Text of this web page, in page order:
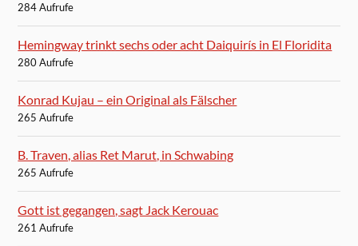
284 Aufrufe
Hemingway trinkt sechs oder acht Daiquirís in El Floridita
280 Aufrufe
Konrad Kujau – ein Original als Fälscher
265 Aufrufe
B. Traven, alias Ret Marut, in Schwabing
265 Aufrufe
Gott ist gegangen, sagt Jack Kerouac
261 Aufrufe